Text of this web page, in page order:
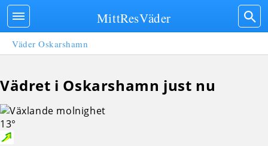
Väder Oskarshamn
Vädret i Oskarshamn just nu
13°
MittResVäder